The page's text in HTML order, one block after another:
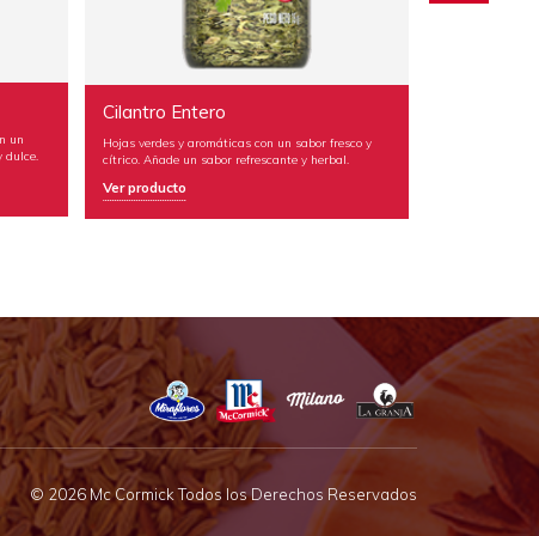
Cilantro Entero
Hojas verdes y aromáticas con un sabor fresco y
cítrico. Añade un sabor refrescante y herbal.
Semillas pequeñas de color
con sabor a nuez y con una
© 2026 Mc Cormick Todos los Derechos Reservados